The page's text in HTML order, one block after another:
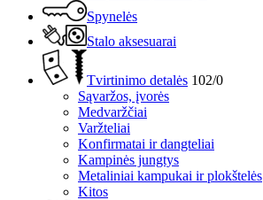
Spynelės
Stalo aksesuarai
Tvirtinimo detalės 102/0
Sąvaržos, įvorės
Medvaržčiai
Varžteliai
Konfirmatai ir dangteliai
Kampinės jungtys
Metaliniai kampukai ir plokštelės
Kitos